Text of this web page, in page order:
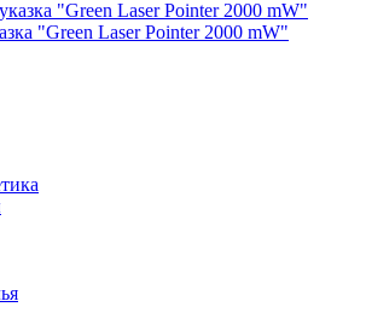
"Green Laser Pointer 2000 mW"